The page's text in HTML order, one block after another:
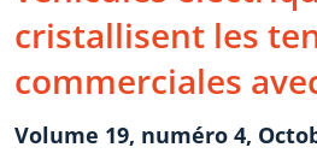
cristallisent les
commerciales
Volume 19, numéro 4,